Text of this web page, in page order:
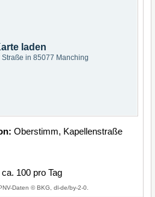
laden
in 85077 Manching
Oberstimm, Kapellenstraße
ca. 100 pro Tag
Daten © BKG, dl-de/by-2-0.